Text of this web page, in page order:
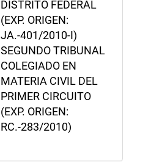
DISTRITO FEDERAL
(EXP. ORIGEN:
JA.-401/2010-I)
SEGUNDO TRIBUNAL
COLEGIADO EN
MATERIA CIVIL DEL
PRIMER CIRCUITO
(EXP. ORIGEN:
RC.-283/2010)